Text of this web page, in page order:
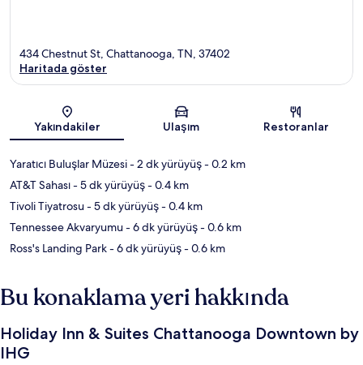
Harita
434 Chestnut St, Chattanooga, TN, 37402
Haritada göster
Yakındakiler Ulaşım Restoranlar
Yaratıcı Buluşlar Müzesi- 2 dk yürüyüş- 0.2 km
AT&T Sahası- 5 dk yürüyüş- 0.4 km
Tivoli Tiyatrosu- 5 dk yürüyüş- 0.4 km
Tennessee Akvaryumu- 6 dk yürüyüş- 0.6 km
Ross's Landing Park- 6 dk yürüyüş- 0.6 km
Bu konaklama yeri hakkında
Holiday Inn & Suites Chattanooga Downtown by
IHG